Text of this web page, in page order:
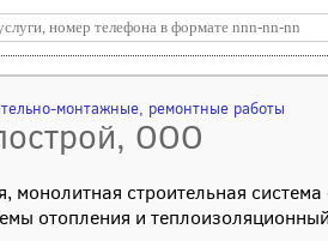
монтажные, ремонтные работы
ООО
монолитная строительная
отопления и